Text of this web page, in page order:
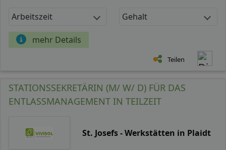
Arbeitszeit Gehalt
mehr Details
Teilen
STATIONSSEKRETÄRIN (M/ W/ D) FÜR DAS
ENTLASSMANAGEMENT IN TEILZEIT
St. Josefs - Werkstätten in Plaidt